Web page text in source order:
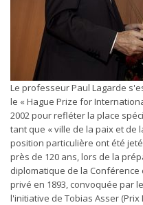
Le professeur Paul Lagarde
le « Hague Prize for
2002 pour refléter la place
tant que « ville de la paix et de
position particulière ont été
près de 120 ans, lors de la
diplomatique de la
privé en 1893, convoquée par
l'initiative de Tobias Asser (Prix